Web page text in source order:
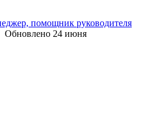
помощник руководителя
Обновлено 24 июня